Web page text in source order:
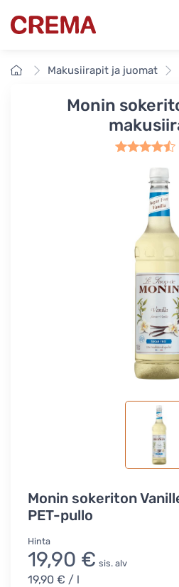
Crema
EtusivuMakusiirapit ja juomat
Monin
Monin sokeriton
PET-pullo
Hinta
19,90 € sis. alv
19,90 € / l